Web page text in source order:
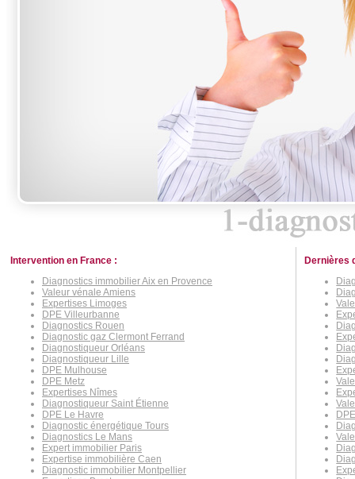
Intervention en France :
Diagnostics immobilier Aix en Provence
Valeur vénale Amiens
Expertises Limoges
DPE Villeurbanne
Diagnostics Rouen
Diagnostic gaz Clermont Ferrand
Diagnostiqueur Orléans
Diagnostiqueur Lille
DPE Mulhouse
DPE Metz
Expertises Nîmes
Diagnostiqueur Saint Étienne
DPE Le Havre
Diagnostic énergétique Tours
Diagnostics Le Mans
Expert immobilier Paris
Expertise immobilière Caen
Diagnostic immobilier Montpellier
Dernières